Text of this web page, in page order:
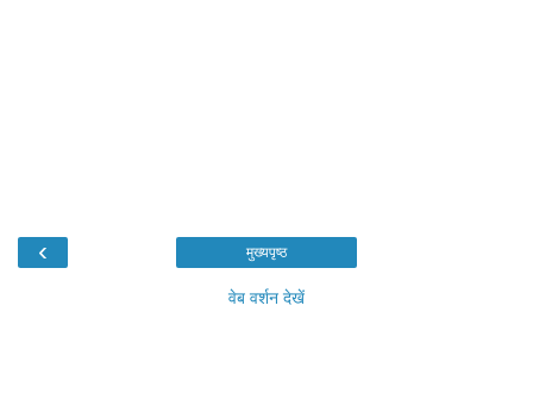
‹ मुख्यपृष्ठ
वेब वर्शन देखें